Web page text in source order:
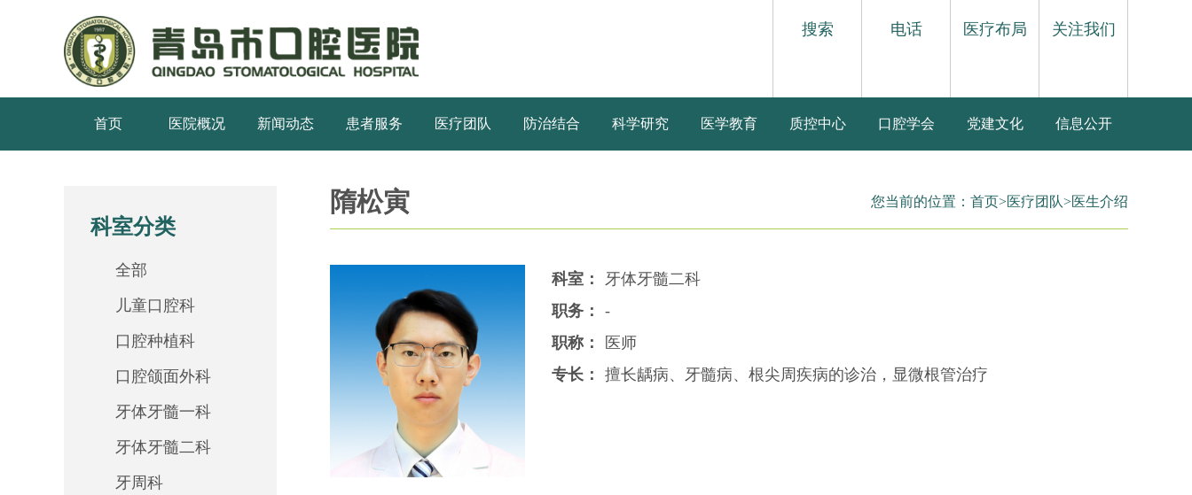
搜索 电话 医疗布局 关注我们
首页 医院概况 新闻动态 患者服务 医疗团队 防治结合 科学研究 医学教育 质控中心 口腔学会 党建文化 信息公开
科室分类
全部
儿童口腔科
口腔种植科
口腔颌面外科
牙体牙髓一科
牙体牙髓二科
牙周科
隋松寅 您当前的位置： 首页>医疗团队>医生介绍
科室：
牙体牙髓二科
职务：
-
职称：
医师
专长：
擅长龋病、牙髓病、根尖周疾病的诊治，显微根管治疗